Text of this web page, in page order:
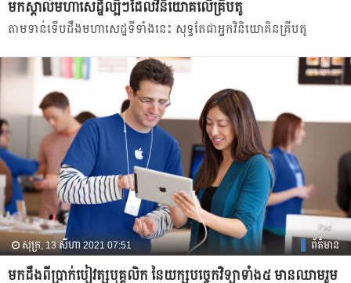
មកស្គាល់មហាសេដ្ឋីល្បីៗដែលវិនិយោគលើគ្រីបតូ
តាមទាន់ទើបដឹងមហាសេដ្ឋទីទាំងនេះ សុទ្ធតែជាអ្នកវិនិយោគិនគ្រីបតូ
សុក្រ, 13 សីហា 2021 07:51 ព័ត៌មាន
មកដឹងពីប្រាក់បៀវត្សបុគ្គលិក នៃយក្សបច្ចេកវិទ្យាទាំង៥ មានឈាមរួម